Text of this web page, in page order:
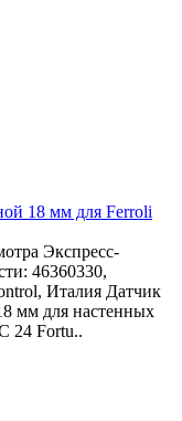
18 мм для Ferroli
Экспресс-
46360330,
Италия Датчик
мм для настенных
24 Fortu..